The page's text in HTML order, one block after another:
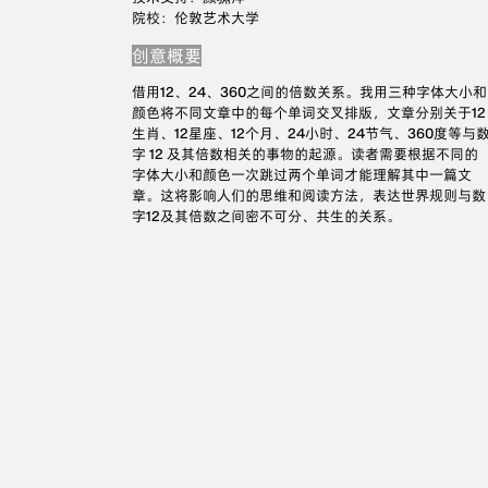
院校：伦敦艺术大学
创意概要
借用12、24、360之间的倍数关系。我用三种字体大小和
颜色将不同文章中的每个单词交叉排版，文章分别关于12
生肖、12星座、12个月、24小时、24节气、360度等与
字 12 及其倍数相关的事物的起源。读者需要根据不同的
字体大小和颜色一次跳过两个单词才能理解其中一篇文
章。这将影响人们的思维和阅读方法，表达世界规则与数
字12及其倍数之间密不可分、共生的关系。